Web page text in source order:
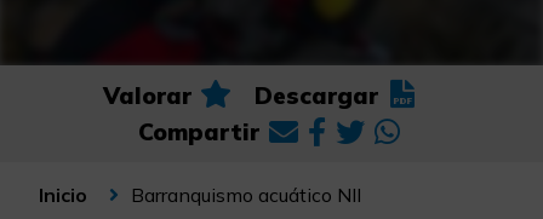
Experiencias Semana Santa
Valorar
Descargar
Compartir
Inicio Barranquismo acuático NII